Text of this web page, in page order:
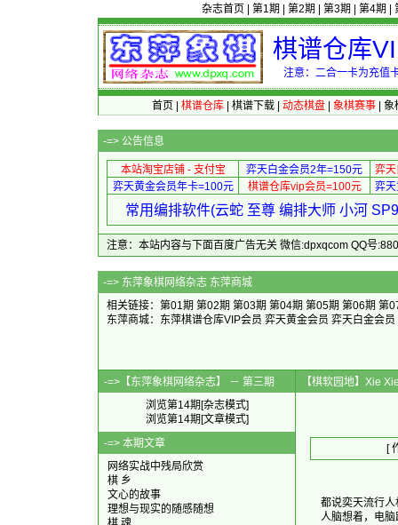
杂志首页 第1期 第2期 第3期 第4期
棋谱仓库
注意：二合一卡为充值
首页 棋谱仓库| 棋谱下载| 动态棋盘| 象棋赛事| 象
-=> 公告信息
本站淘宝店铺 - 支付宝 弈天白金会员2年=150元
弈
弈天黄金会员年卡=100元
棋谱仓库vip会员=100元 弈
常用编排软件(云蛇 至尊 编排大师 小河
注意：本站内容与下面百度广告无关 微信:dpxqcom QQ号
-=> 东萍象棋网络杂志 东萍商城
相关链接： 第01期 第02期 第03期 第04期 第05期 第06期 第
东萍商城： 东萍棋谱仓库VIP会员 弈天黄金会员 弈天白金会员
-=>【东萍象棋网络杂志】 － 第三期
浏览第14期[杂志模式]
浏览第14期[文章模式]
-=> 本期文章
网络实战中残局欣赏
棋 乡
文心的故事
理想与现实的随感随想
【棋软园
[
都说奕天流行
人脑想着，电